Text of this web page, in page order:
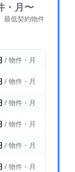
・月〜
最低契約物件
/ 物件・月
/ 物件・月
/ 物件・月
/ 物件・月
/ 物件・月
/ 物件・月